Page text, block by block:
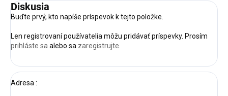
Diskusia
Buďte prvý, kto napíše príspevok k tejto položke.
Len registrovaní používatelia môžu pridávať príspevky. Prosím
prihláste saalebo sa zaregistrujte.
Adresa: